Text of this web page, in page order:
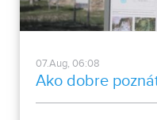
07.Aug, 06:08
Ako dobre